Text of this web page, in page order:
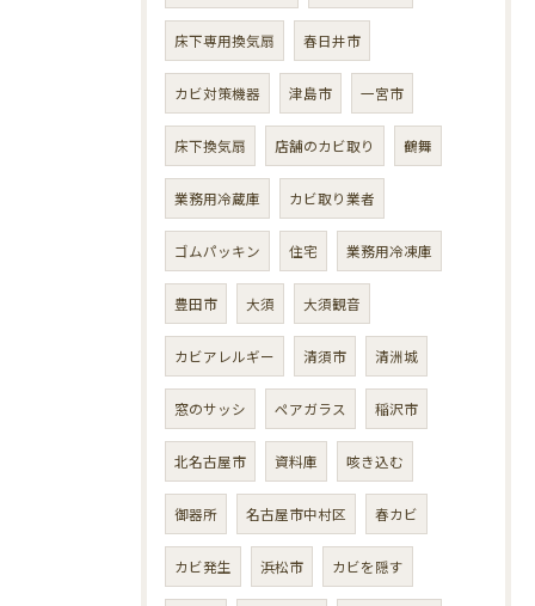
床下専用換気扇 春日井市
カビ対策機器 津島市 一宮市
床下換気扇 店舗のカビ取り 鶴舞
業務用冷蔵庫 カビ取り業者
ゴムパッキン 住宅 業務用冷凍庫
豊田市 大須 大須観音
カビアレルギー 清須市 清洲城
窓のサッシ ペアガラス 稲沢市
北名古屋市 資料庫 咳き込む
御器所 名古屋市中村区 春カビ
カビ発生 浜松市 カビを隠す